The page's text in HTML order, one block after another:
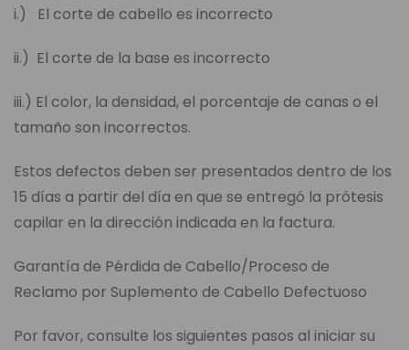
i.) El corte de cabello es incorrecto
ii.) El corte de la base es incorrecto
iii.) El color, la densidad, el porcentaje de canas o el
tamaño son incorrectos.
Estos defectos deben ser presentados dentro de los
15 días a partir del día en que se entregó la prótesis
capilar en la dirección indicada en la factura.
Garantía de Pérdida de Cabello/Proceso de
Reclamo por Suplemento de Cabello Defectuoso
Por favor, consulte los siguientes pasos al iniciar su